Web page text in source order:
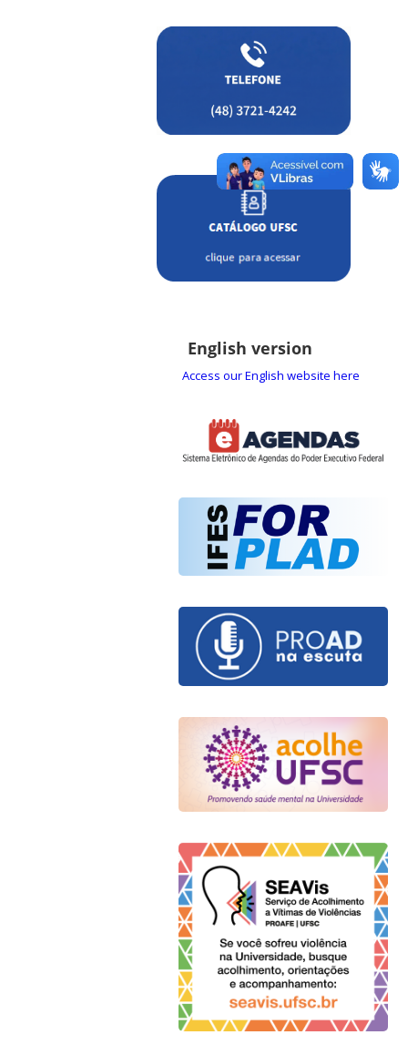
English version
Access our English website here